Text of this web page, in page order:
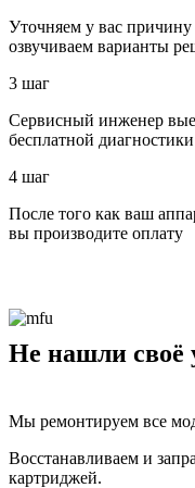
Уточняем у вас причину
озвучиваем варианты
3 шаг
Сервисный инженер
бесплатной диагностики
4 шаг
После того как ваш
вы производите оплату
Не нашли своё
Мы ремонтируем все
Восстанавливаем и
картриджей.